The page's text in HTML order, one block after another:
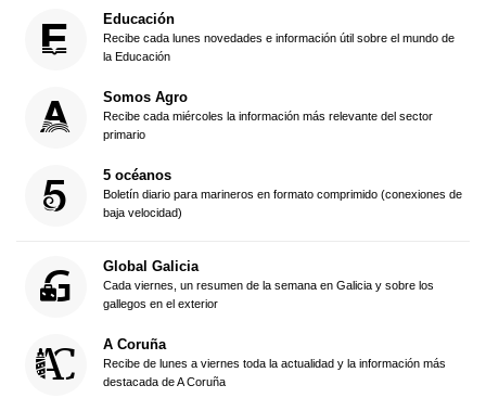
Educación
Recibe cada lunes novedades e información útil sobre el mundo de
la Educación
Somos Agro
Recibe cada miércoles la información más relevante del sector
primario
5 océanos
Boletín diario para marineros en formato comprimido (conexiones de
baja velocidad)
Global Galicia
Cada viernes, un resumen de la semana en Galicia y sobre los
gallegos en el exterior
A Coruña
Recibe de lunes a viernes toda la actualidad y la información más
destacada de A Coruña